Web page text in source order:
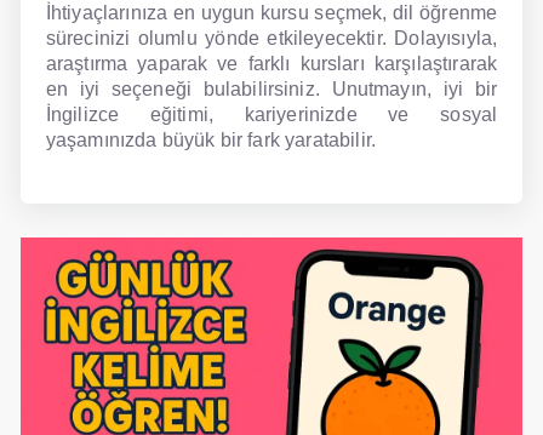
İhtiyaçlarınıza en uygun kursu seçmek, dil öğrenme
sürecinizi olumlu yönde etkileyecektir. Dolayısıyla,
araştırma yaparak ve farklı kursları karşılaştırarak
en iyi seçeneği bulabilirsiniz. Unutmayın, iyi bir
İngilizce eğitimi, kariyerinizde ve sosyal
yaşamınızda büyük bir fark yaratabilir.